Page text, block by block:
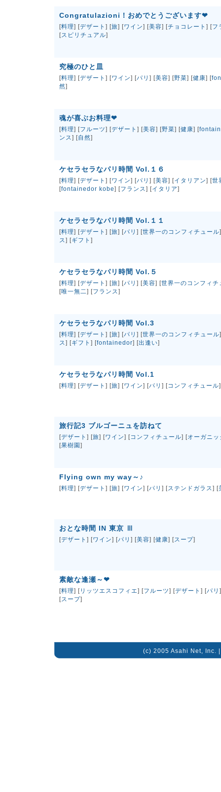
Congratulazioni！おめでとうございます❤
[料理] [デザート ] [旅] [ワイン] [美容] [チョコレート ] [フ
[スピリチュアル]
究極のひと皿
[料理] [デザート ] [ワイン] [パリ ] [美容] [野菜] [健康] [
然]
魂が喜ぶお料理❤
[料理] [フルーツ] [デザート ] [美容] [野菜] [健康] [
ンス] [自然]
ケセラセラなパリ時間 Vol.１６
[料理] [デザート ] [ワイン] [パリ ] [美容] [イタリアン] [世
[fontainedor kobe] [フランス] [イタリア]
ケセラセラなパリ時間 Vol.１１
[料理] [デザート ] [旅] [パリ ] [世界一のコンフィチュール
ス] [ギフト ]
ケセラセラなパリ時間 Vol.５
[料理] [デザート ] [旅] [パリ ] [美容] [世界一のコンフィチ
[唯一無二] [フランス]
ケセラセラなパリ時間 Vol.3
[料理] [デザート ] [旅] [パリ ] [世界一のコンフィチュール
ス] [ギフト ] [fontainedor] [出逢い]
ケセラセラなパリ時間 Vol.1
[料理] [デザート ] [旅] [ワイン] [パリ ] [コンフィチュール
旅行記3 ブルゴーニュを訪ねて
[デザート ] [旅] [ワイン] [コンフィチュール] [オーガニッ
[果樹園 ]
Flying own my way～♪
[料理] [デザート ] [旅] [ワイン] [パリ ] [ステンドガラス] [
おとな時間 IN 東京 Ⅲ
[デザート ] [ワイン] [パリ ] [美容] [健康] [スープ]
素敵な逢瀬～❤
[料理] [リッツエスコフィエ] [フルーツ] [デザート ] [パリ
[スープ]
(c) 2005 Asahi Net, Inc.